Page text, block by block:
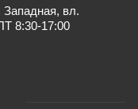
Западная, вл.
8:30-17:00